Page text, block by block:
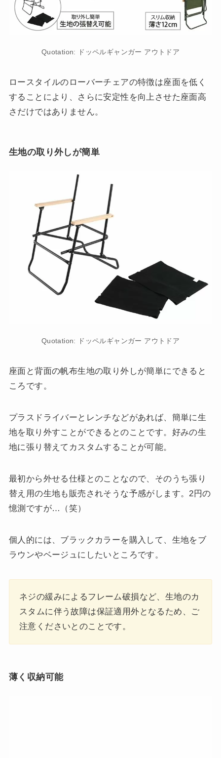
Quotation: ドッペルギャンガー アウトドア
ロースタイルのローバーチェアの特徴は座面を低く
することにより、さらに安定性を向上させた座面高
さだけではありません。
生地の取り外しが簡単
Quotation: ドッペルギャンガー アウトドア
座面と背面の帆布生地の取り外しが簡単にできると
ころです。
プラスドライバーとレンチなどがあれば、簡単に生
地を取り外すことができるとのことです。好みの生
地に張り替えてカスタムすることが可能。
最初から外せる仕様とのことなので、そのうち張り
替え用の生地も販売されそうな予感がします。2円の
憶測ですが…（笑）
個人的には、ブラックカラーを購入して、生地をブ
ラウンやベージュにしたいところです。
ネジの緩みによるフレーム破損など、生地のカ
スタムに伴う故障は保証適用外となるため、ご
注意くださいとのことです。
薄く収納可能